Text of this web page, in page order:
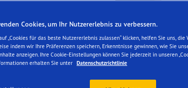
Cookies, um Ihr Nutzererlebnis zu verbessern.
„Cookies für das beste Nutzererlebnis zulassen“ klicken, helfen Sie uns, die
indem wir Ihre Präferenzen speichern, Erkenntnisse gewinnen, wie Sie
anzeigen. Ihre Cookie-Einstellungen können Sie jederzeit in unseren
erhalten Sie unter Datenschutzrichtlinie